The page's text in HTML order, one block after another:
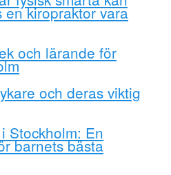
kiropraktor vara
och lärande för
och deras viktig
Stockholm: En
barnets bästa